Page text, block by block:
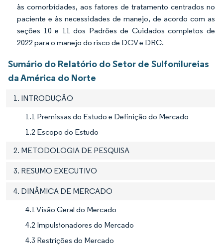
às comorbidades, aos fatores de tratamento centrados no
paciente e às necessidades de manejo, de acordo com as
seções 10 e 11 dos Padrões de Cuidados completos de
2022 para o manejo do risco de DCV e DRC.
Sumário do Relatório do Setor de Sulfonilureias
da América do Norte
1. INTRODUÇÃO
1.1 Premissas do Estudo e Definição do Mercado
1.2 Escopo do Estudo
2. METODOLOGIA DE PESQUISA
3. RESUMO EXECUTIVO
4. DINÂMICA DE MERCADO
4.1 Visão Geral do Mercado
4.2 Impulsionadores do Mercado
4.3 Restrições do Mercado